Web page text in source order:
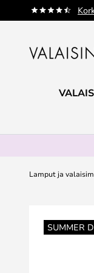
Skip
to
Lamput ja
SUMMER